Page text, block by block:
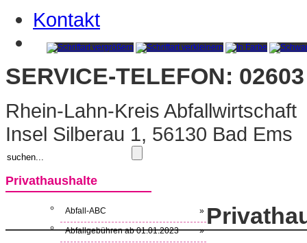
Kontakt
SERVICE-TELEFON:
Rhein-Lahn-Kreis Abfallwirtschaft
Insel Silberau 1, 56130 Bad Ems
Privathaushalte
Abfall-ABC »
Abfallgebühren ab 01.01.2023 »